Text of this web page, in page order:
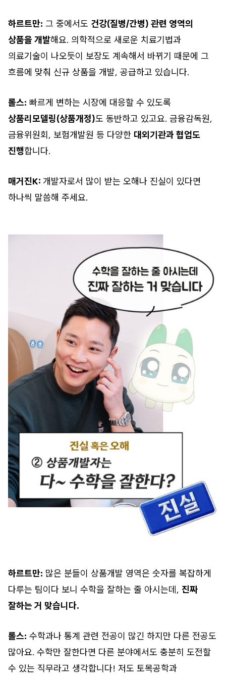
하르트만: 그 중에서도 건강(질병/간병) 관련 영역의
상품을 개발해요. 의학적으로 새로운 치료기법과
의료기술이 나오듯이 보장도 계속해서 바뀌기 때문에 그
흐름에 맞춰 신규 상품을 개발, 공급하고 있습니다.
롤스: 빠르게 변하는 시장에 대응할 수 있도록
상품리모델링(상품개정)도 동반하고 있고요. 금융감독원,
금융위원회, 보험개발원 등 다양한 대외기관과 협업도
진행합니다.
매거진K: 개발자로서 많이 받는 오해나 진실이 있다면
하나씩 말씀해 주세요.
하르트만: 많은 분들이 상품개발 영역은 숫자를 복잡하게
다루는 팀이다 보니 수학을 잘하는 줄 아시는데, 진짜
잘하는 거 맞습니다.
롤스: 수학과나 통계 관련 전공이 많긴 하지만 다른 전공도
많아요. 수학만 잘한다면 다른 분야에서도 충분히 도전할
수 있는 직무라고 생각합니다! 저도 토목공학과